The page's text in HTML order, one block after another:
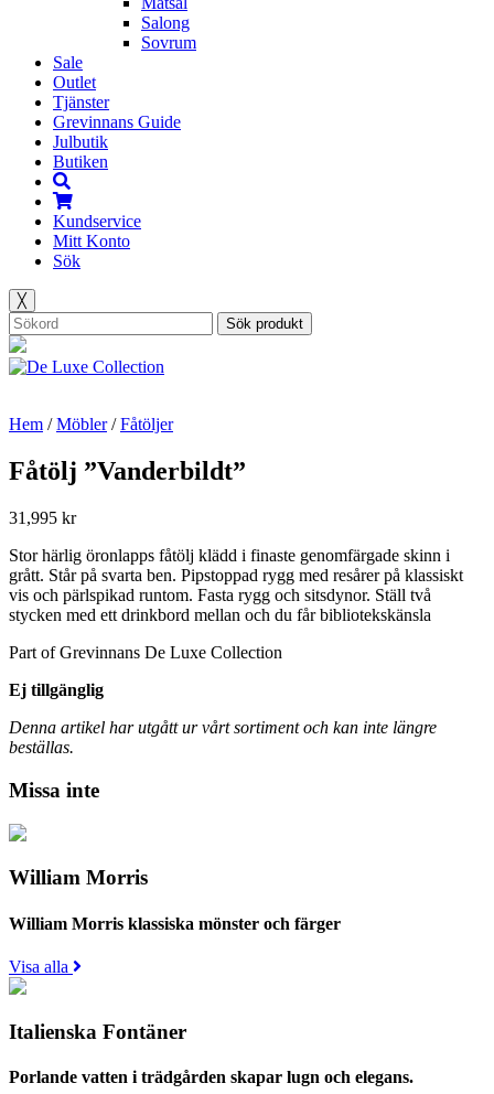
Salong
Sovrum
Sale
Outlet
Tjänster
Grevinnans Guide
Julbutik
Butiken
Kundservice
Mitt Konto
Sök
╳
Sök produkt
Hem /Möbler/Fåtöljer
Fåtölj ”Vanderbildt”
31,995 kr
Stor härlig öronlapps fåtölj klädd i finaste genomfärgade skinn i
grått. Står på svarta ben. Pipstoppad rygg med resårer på klassiskt
vis och pärlspikad runtom. Fasta rygg och sitsdynor. Ställ två
stycken med ett drinkbord mellan och du får bibliotekskänsla
Part of Grevinnans De Luxe Collection
Ej tillgänglig
Denna artikel har utgått ur vårt sortiment och kan inte längre
beställas.
Missa inte
William Morris
William Morris klassiska mönster och färger
Visa alla
Italienska Fontäner
Porlande vatten i trädgården skapar lugn och elegans.